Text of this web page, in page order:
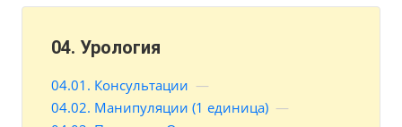
04. Урология
04.01. Консультации —
04.02. Манипуляции (1 единица) —